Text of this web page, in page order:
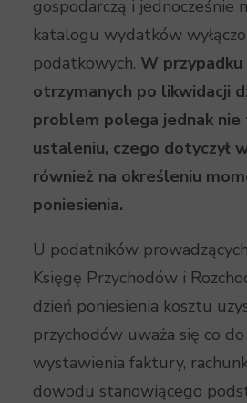
gospodarczą i jednocześnie
katalogu wydatków
podatkowych. W
otrzymanych po likwidacji
problem polega jednak nie
ustaleniu, czego dotyczył
również na określeniu
poniesienia.
U podatników
Księgę Przychodów i
dzień poniesienia kosztu
przychodów uważa się co
wystawienia faktury,
dowodu stanowiącego